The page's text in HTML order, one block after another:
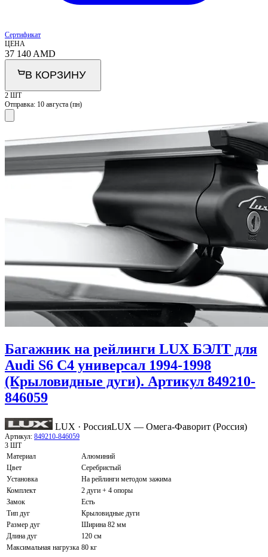
Сертификат
ЦЕНА
37 140 AMD
В КОРЗИНУ
2 ШТ
Отправка: 10 августа (пн)
Багажник на рейлинги LUX БЭЛТ для
Audi S6 C4 универсал 1994-1998
(Крыловидные дуги). Артикул 849210-
846059
LUX · РоссияLUX — Омега-Фаворит (Россия)
Артикул: 849210-846059
3 ШТ
Материал
Алюминий
Цвет
Серебристый
Установка
На рейлинги методом зажима
Комплект
2 дуги + 4 опоры
Замок
Есть
Тип дуг
Крыловидные дуги
Размер дуг
Ширина 82 мм
Длина дуг
120 см
Максимальная нагрузка 80 кг